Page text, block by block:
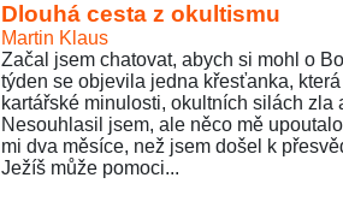
Dlouhá cesta z okultismu
Martin Klaus
Začal jsem chatovat, abych si mohl o
týden se objevila jedna křesťanka,
kartářské minulosti, okultních silách zla
Nesouhlasil jsem, ale něco mě
mi dva měsíce, než jsem došel k
Ježíš může pomoci...